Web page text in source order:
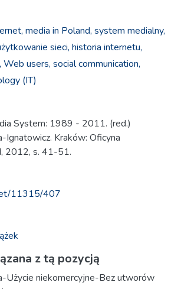
media in Poland, system medialny,
sieci, historia internetu,
Web users, social communication,
(IT)
System: 1989 - 2011. (red.)
Ignatowicz. Kraków: Oficyna
2012, s. 41-51.
11315/407
z tą pozycją
Użycie niekomercyjne-Bez utworów